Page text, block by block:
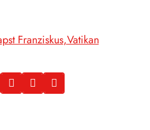
Franziskus Vatikan